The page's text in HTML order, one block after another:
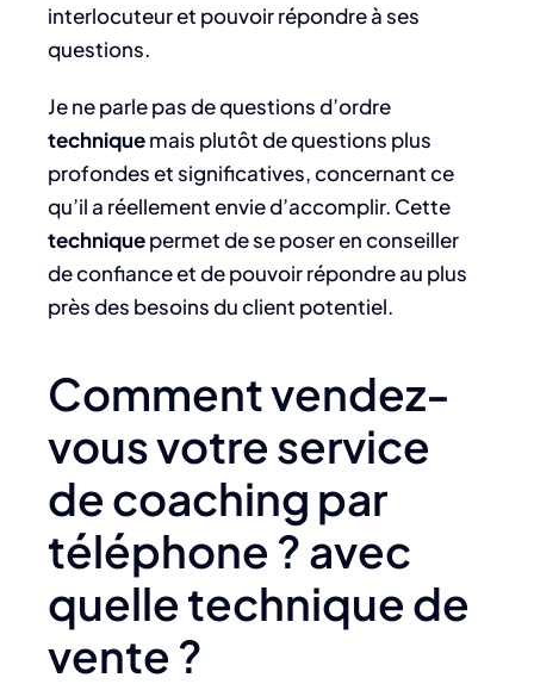
interlocuteur et pouvoir répondre à ses
questions.
Je ne parle pas de questions d’ordre
techniquemais plutôt de questions plus
profondes et significatives, concernant ce
qu’il a réellement envie d’accomplir. Cette
techniquepermet de se poser en conseiller
de confiance et de pouvoir répondre au plus
près des besoins du client potentiel.
Comment vendez-
vous votre service
de coaching par
téléphone ? avec
quelle technique de
vente ?